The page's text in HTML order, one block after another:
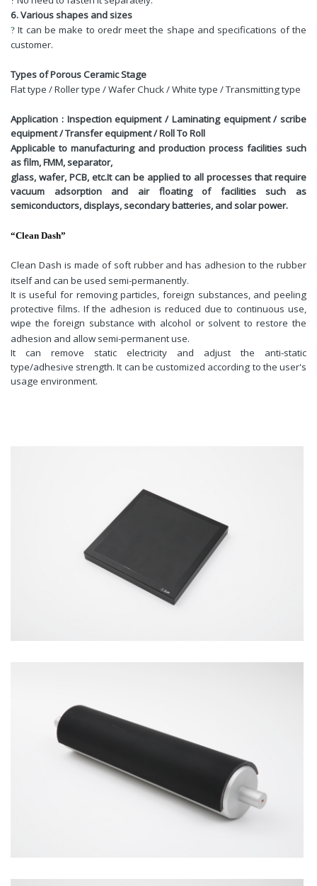
6.Various shapes and sizes
? It can be make to oredr meet the shape and specifications of the
customer.
Types of Porous Ceramic Stage
Flat type / Roller type / Wafer Chuck / White type / Transmitting type
Application : Inspection equipment / Laminating equipment / scribe
equipment / Transfer equipment / Roll To Roll
Applicable to manufacturing and production process facilities such
as film, FMM, separator,
glass, wafer, PCB, etc.It can be applied to all processes that require
vacuum adsorption and air floating of facilities such as
semiconductors, displays, secondary batteries, and solar power.
“Clean Dash”
Clean Dash is made of soft rubber and has adhesion to the rubber
itself and can be used semi-permanently.
It is useful for removing particles, foreign substances, and peeling
protective films. If the adhesion is reduced due to continuous use,
wipe the foreign substance with alcohol or solvent to restore the
adhesion and allow semi-permanent use.
It can remove static electricity and adjust the anti-static
type/adhesive strength. It can be customized according to the user's
usage environment.